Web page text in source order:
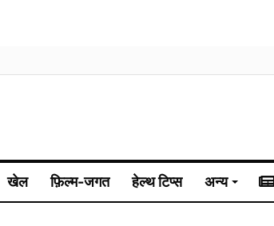
खेल फ़िल्म-जगत हेल्थ टिप्स अन्य